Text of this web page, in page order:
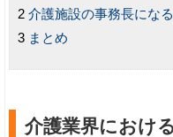
介護施設の事務長にな
まとめ
介護業界におけ